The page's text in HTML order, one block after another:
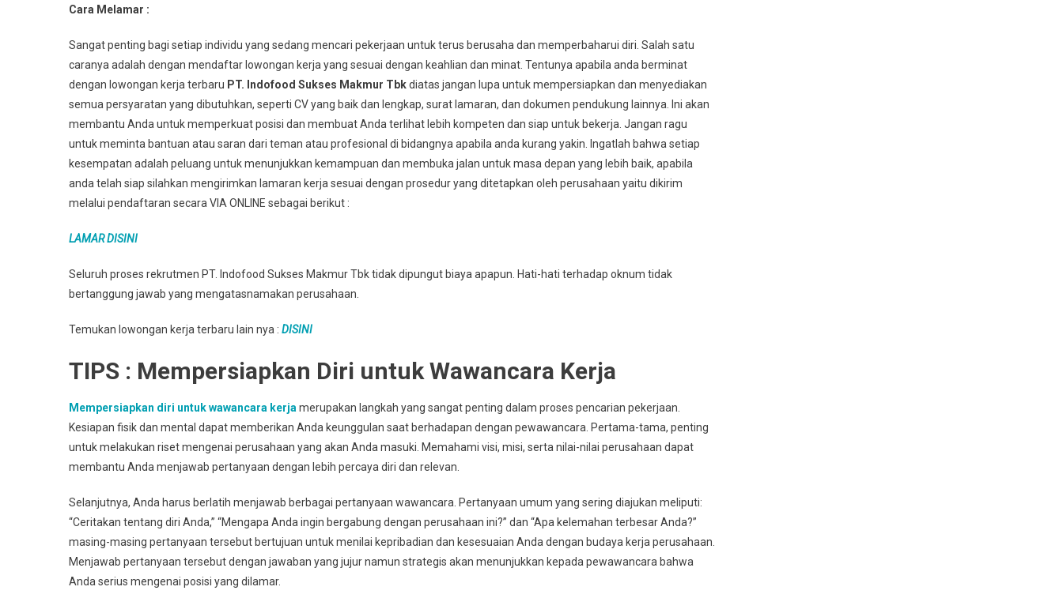
Cara Melamar :
Sangat penting bagi setiap individu yang sedang mencari pekerjaan untuk terus berusaha dan memperbaharui diri. Salah satu
caranya adalah dengan mendaftar lowongan kerja yang sesuai dengan keahlian dan minat. Tentunya apabila anda berminat
dengan lowongan kerja terbaru PT. Indofood Sukses Makmur Tbkdiatas jangan lupa untuk mempersiapkan dan menyediakan
semua persyaratan yang dibutuhkan, seperti CV yang baik dan lengkap, surat lamaran, dan dokumen pendukung lainnya. Ini akan
membantu Anda untuk memperkuat posisi dan membuat Anda terlihat lebih kompeten dan siap untuk bekerja. Jangan ragu
untuk meminta bantuan atau saran dari teman atau profesional di bidangnya apabila anda kurang yakin. Ingatlah bahwa setiap
kesempatan adalah peluang untuk menunjukkan kemampuan dan membuka jalan untuk masa depan yang lebih baik, apabila
anda telah siap silahkan mengirimkan lamaran kerja sesuai dengan prosedur yang ditetapkan oleh perusahaan yaitu dikirim
melalui pendaftaran secara VIA ONLINE sebagai berikut :
LAMAR DISINI
Seluruh proses rekrutmen PT. Indofood Sukses Makmur Tbk tidak dipungut biaya apapun. Hati-hati terhadap oknum tidak
bertanggung jawab yang mengatasnamakan perusahaan.
Temukan lowongan kerja terbaru lain nya : DISINI
TIPS : Mempersiapkan Diri untuk Wawancara Kerja
Mempersiapkan diri untuk wawancara kerja merupakan langkah yang sangat penting dalam proses pencarian pekerjaan.
Kesiapan fisik dan mental dapat memberikan Anda keunggulan saat berhadapan dengan pewawancara. Pertama-tama, penting
untuk melakukan riset mengenai perusahaan yang akan Anda masuki. Memahami visi, misi, serta nilai-nilai perusahaan dapat
membantu Anda menjawab pertanyaan dengan lebih percaya diri dan relevan.
Selanjutnya, Anda harus berlatih menjawab berbagai pertanyaan wawancara. Pertanyaan umum yang sering diajukan meliputi:
“Ceritakan tentang diri Anda,” “Mengapa Anda ingin bergabung dengan perusahaan ini?” dan “Apa kelemahan terbesar Anda?”
masing-masing pertanyaan tersebut bertujuan untuk menilai kepribadian dan kesesuaian Anda dengan budaya kerja perusahaan.
Menjawab pertanyaan tersebut dengan jawaban yang jujur namun strategis akan menunjukkan kepada pewawancara bahwa
Anda serius mengenai posisi yang dilamar.